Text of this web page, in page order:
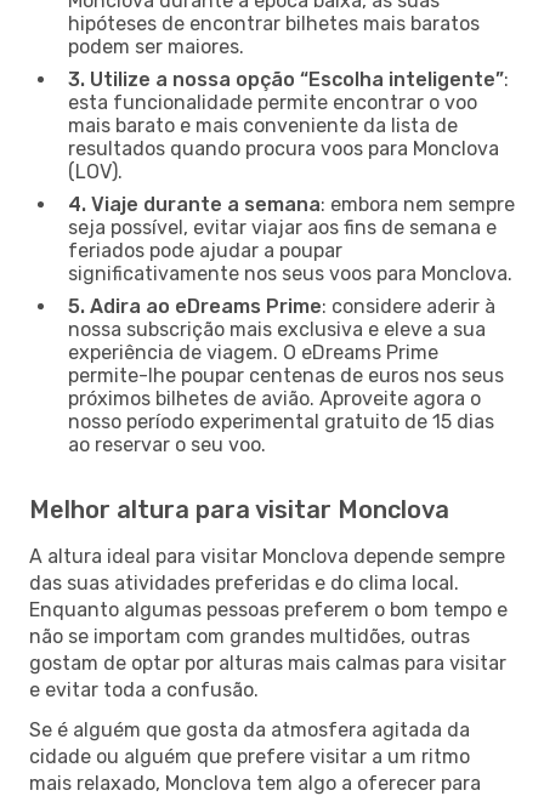
hipóteses de encontrar bilhetes mais baratos
podem ser maiores.
3. Utilize a nossa opção “Escolha inteligente”:
esta funcionalidade permite encontrar o voo
mais barato e mais conveniente da lista de
resultados quando procura voos para Monclova
(LOV).
4. Viaje durante a semana: embora nem sempre
seja possível, evitar viajar aos fins de semana e
feriados pode ajudar a poupar
significativamente nos seus voos para Monclova.
5. Adira ao eDreams Prime: considere aderir à
nossa subscrição mais exclusiva e eleve a sua
experiência de viagem. O eDreams Prime
permite-lhe poupar centenas de euros nos seus
próximos bilhetes de avião. Aproveite agora o
nosso período experimental gratuito de 15 dias
ao reservar o seu voo.
Melhor altura para visitar Monclova
A altura ideal para visitar Monclova depende sempre
das suas atividades preferidas e do clima local.
Enquanto algumas pessoas preferem o bom tempo e
não se importam com grandes multidões, outras
gostam de optar por alturas mais calmas para visitar
e evitar toda a confusão.
Se é alguém que gosta da atmosfera agitada da
cidade ou alguém que prefere visitar a um ritmo
mais relaxado, Monclova tem algo a oferecer para